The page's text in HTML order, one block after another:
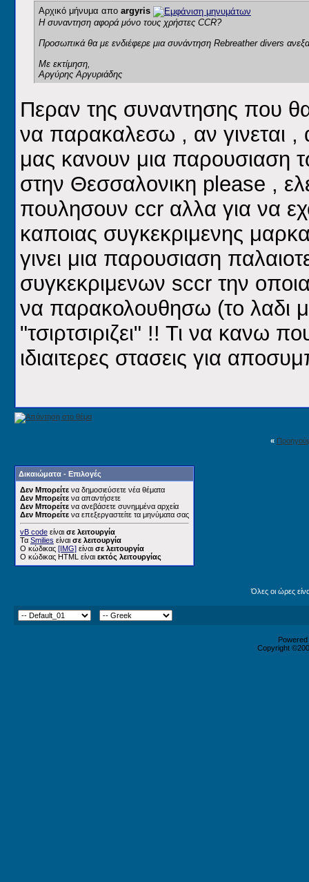
Αρχικό μήνυμα απο argyris
H συναντηση αφορά μόνο τους χρήστες CCR?
Προσωπικά θα με ενδιέφερε μια συνάντηση Rebreather divers
Με εκτίμηση,
Αργύρης Αργυριάδης
Περαν της συναντησης που
να παρακαλεσω , αν γινεται
μας κανουν μια
στην Θεσσαλονικη please ,
πουλησουν ccr αλλα για να
καποιας συγκεκριμενης
γινει μια παρουσιαση
συγκεκριμενων sccr την
να παρακολουθησω (το λαδι
"τσιρτσιριζει" !! Τι να κανω
ιδιαιτερες στασεις για
«
Δικαιώματα - Επιλογές
Δεν Μπορείτε να δημοσιεύσετε νέα θέματα
Δεν Μπορείτε να απαντήσετε
Δεν Μπορείτε να ανεβάσετε συνημμένα αρχεία
Δεν Μπορείτε να επεξεργαστείτε τα μηνύματα σας
vB code είναι σε λειτουργία
Τα Smilies είναι σε λειτουργία
Ο κώδικας [IMG] είναι σε λειτουργία
Ο κώδικας HTML είναι εκτός λειτουργίας
Όλες οι ώρες
Copyright